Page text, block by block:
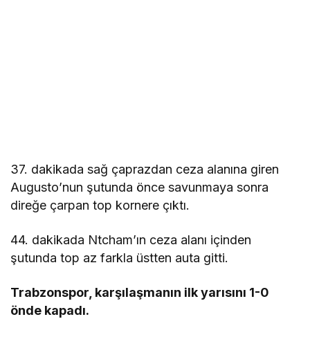
37. dakikada sağ çaprazdan ceza alanına giren
Augusto’nun şutunda önce savunmaya sonra
direğe çarpan top kornere çıktı.
44. dakikada Ntcham’ın ceza alanı içinden
şutunda top az farkla üstten auta gitti.
Trabzonspor, karşılaşmanın ilk yarısını 1-0
önde kapadı.